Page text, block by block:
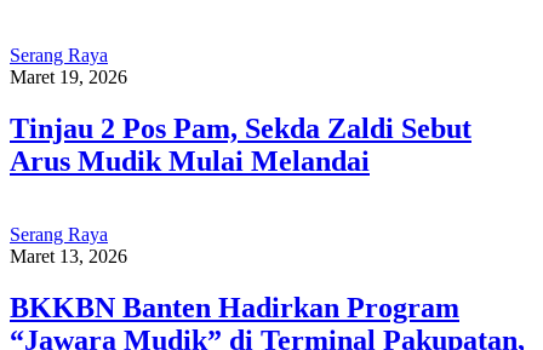
Serang Raya
Maret 19, 2026
Tinjau 2 Pos Pam, Sekda Zaldi Sebut
Arus Mudik Mulai Melandai
Serang Raya
Maret 13, 2026
BKKBN Banten Hadirkan Program
“Jawara Mudik” di Terminal Pakupatan,